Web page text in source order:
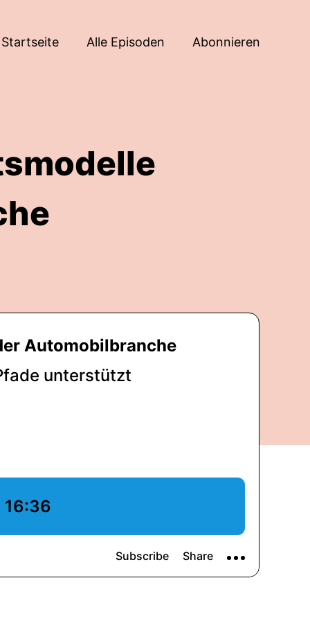
Startseite Alle Episoden Abonnieren